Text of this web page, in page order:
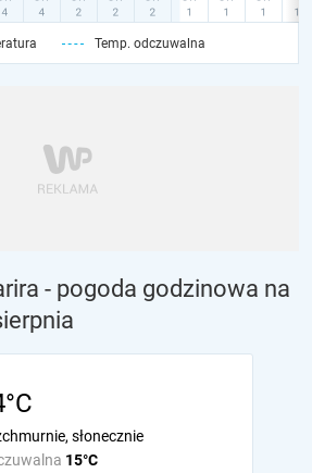
Temp. odczuwalna
- pogoda godzinowa na
15°C
słonecznie